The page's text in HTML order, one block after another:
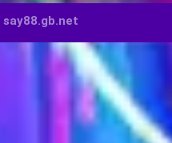
say88.gb.net